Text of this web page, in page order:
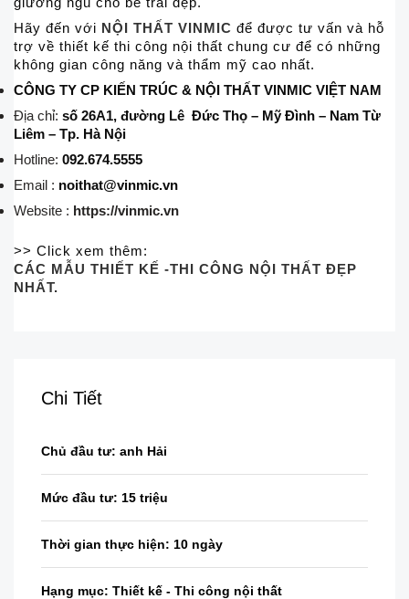
Hãy đến với NỘI THẤT VINMIC để được tư vấn và hỗ
trợ về thiết kế thi công nội thất chung cư để có những
không gian công năng và thẩm mỹ cao nhất.
CÔNG TY CP KIẾN TRÚC & NỘI THẤT VINMIC VIỆT NAM
Địa chỉ: số 26A1, đường Lê Đức Thọ – Mỹ Đình – Nam Từ
Liêm – Tp. Hà Nội
Hotline: 092.674.5555
Email : noithat@vinmic.vn
Website : https://vinmic.vn
>> Click xem thêm:
CÁC MẪU THIẾT KẾ -THI CÔNG NỘI THẤT ĐẸP
NHẤT.
Chi Tiết
Chủ đầu tư: anh Hải
Mức đầu tư: 15 triệu
Thời gian thực hiện: 10 ngày
Hạng mục: Thiết kế - Thi công nội thất